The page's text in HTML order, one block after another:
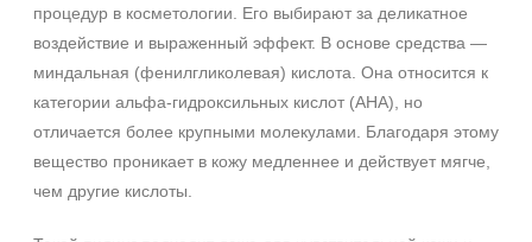
процедур в косметологии. Его выбирают за деликатное
воздействие и выраженный эффект. В основе средства —
миндальная (фенилгликолевая) кислота. Она относится к
категории альфа‑гидроксильных кислот (AHA), но
отличается более крупными молекулами. Благодаря этому
вещество проникает в кожу медленнее и действует мягче,
чем другие кислоты.